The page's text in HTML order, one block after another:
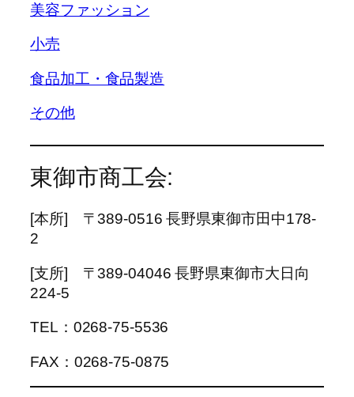
美容ファッション
小売
食品加工・食品製造
その他
東御市商工会:
[本所] 〒389-0516 長野県東御市田中178-
2
[支所] 〒389-04046 長野県東御市大日向
224-5
TEL：0268-75-5536
FAX：0268-75-0875